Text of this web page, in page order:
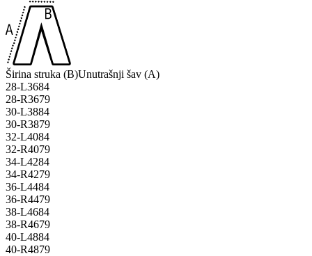
Širina struka (B)Unutrašnji šav (A)
28-L3684
28-R3679
30-L3884
30-R3879
32-L4084
32-R4079
34-L4284
34-R4279
36-L4484
36-R4479
38-L4684
38-R4679
40-L4884
40-R4879